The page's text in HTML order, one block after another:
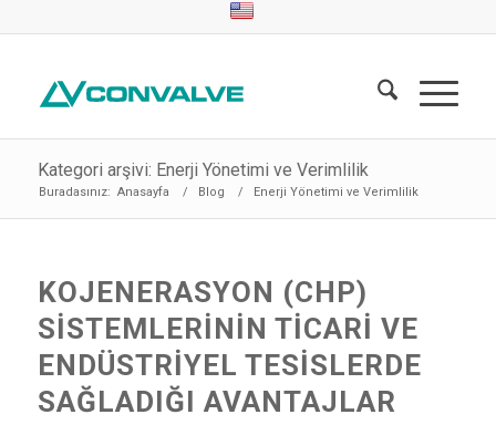
Kategori arşivi: Enerji Yönetimi ve Verimlilik
Buradasınız: Anasayfa / Blog / Enerji Yönetimi ve Verimlilik
KOJENERASYON (CHP)
SISTEMLERININ TICARI VE
ENDÜSTRIYEL TESISLERDE
SAĞLADIĞI AVANTAJLAR